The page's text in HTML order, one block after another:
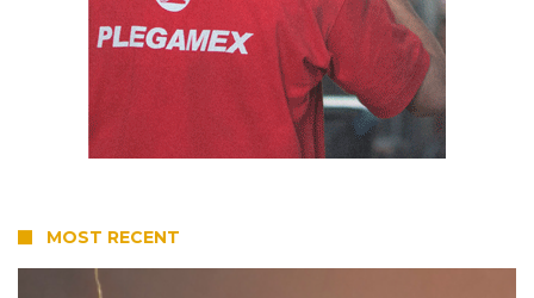
MOST RECENT